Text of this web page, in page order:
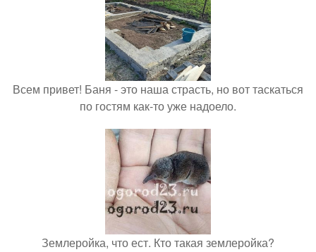
Всем привет! Баня - это наша страсть, но вот таскаться
по гостям как-то уже надоело.
Землеройка, что ест. Кто такая землеройка?